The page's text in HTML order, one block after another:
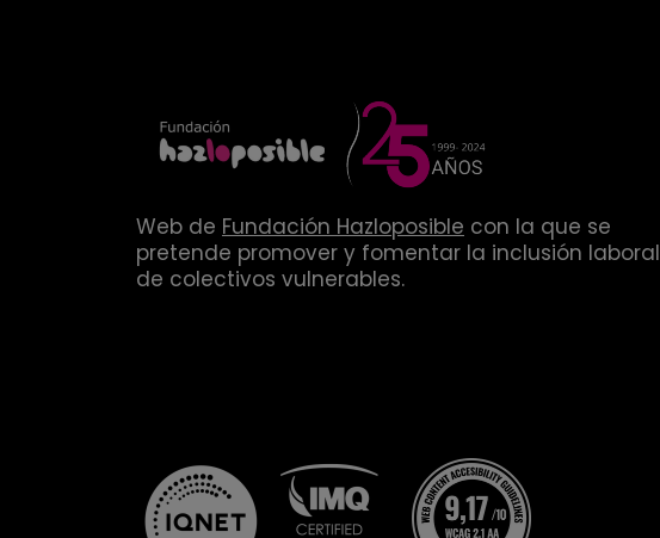
Web de Fundación Hazloposible con la que se
pretende promover y fomentar la inclusión laboral
de colectivos vulnerables.